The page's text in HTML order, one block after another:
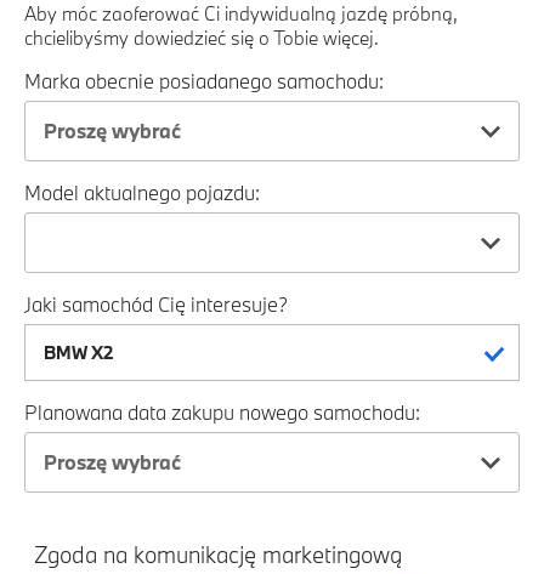
Aby móc zaoferować Ci indywidualną jazdę próbną,
chcielibyśmy dowiedzieć się o Tobie więcej.
Marka obecnie posiadanego samochodu:
Proszę wybrać
Model aktualnego pojazdu:
Jaki samochód Cię interesuje?
Planowana data zakupu nowego samochodu:
Proszę wybrać
Zgoda na komunikację marketingową